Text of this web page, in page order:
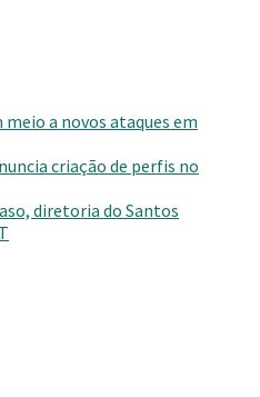
a novos ataques em
criação de perfis no
diretoria do Santos